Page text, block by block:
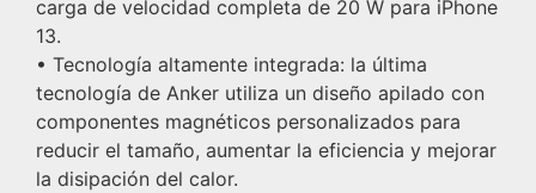
carga de velocidad completa de 20 W para iPhone
13.
• Tecnología altamente integrada: la última
tecnología de Anker utiliza un diseño apilado con
componentes magnéticos personalizados para
reducir el tamaño, aumentar la eficiencia y mejorar
la disipación del calor.